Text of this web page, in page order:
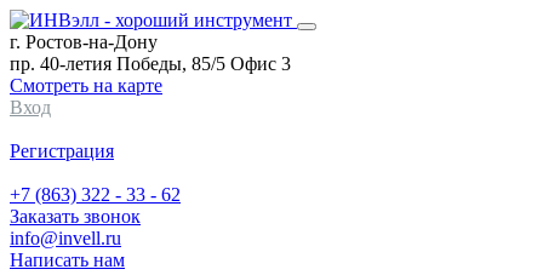
г. Ростов-на-Дону
пр. 40-летия Победы, 85/5 Офис 3
Смотреть на карте
Вход
Регистрация
+7 (863) 322 - 33 - 62
Заказать звонок
info@invell.ru
Написать нам